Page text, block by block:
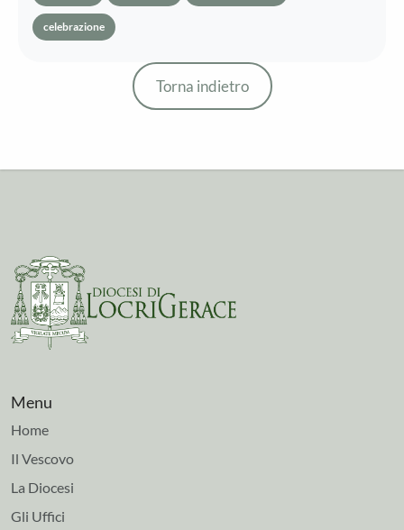
celebrazione
Torna indietro
Menu
Home
Il Vescovo
La Diocesi
Gli Uffici